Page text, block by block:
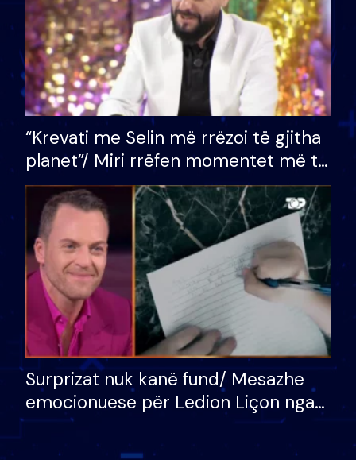
“Krevati me Selin më rrëzoi të gjitha
planet”/ Miri rrëfen momentet më të
bukura në shtëpinë e BB VIP: Do më
mungojë zilja e mëngjesit kur…
Surprizat nuk kanë fund/ Mesazhe
emocionuese për Ledion Liçon nga
nëna dhe fëmijët e tij, moderatori
nuk i mban dot lotët: Nuk meritoj…